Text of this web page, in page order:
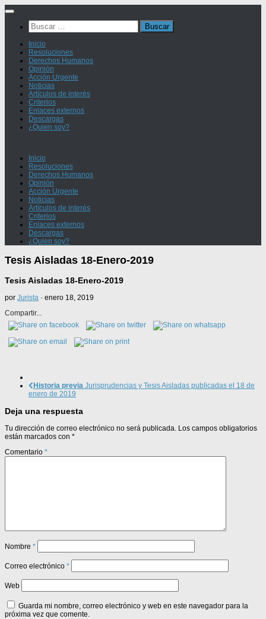
Saltar
contenidoBuscar:
Inicio
Resoluciones
Derechos Humanos
Opinión
Acción Urgente
Noticias
Artículos de interés
Criterios
Enlaces externos
Descargas
¿Quien soy?
Inicio
Resoluciones
Derechos Humanos
Opinión
Acción Urgente
Noticias
Artículos de interés
Criterios
Enlaces externos
Descargas
¿Quien soy?
Tesis Aisladas 18-Enero-2019
Tesis Aisladas 18-Enero-2019
por Jurista · enero 18, 2019
Compartir...
Historia previa Jurisprudencias y Tesis Aisladas publicadas el 18 de
enero de 2019
Deja una respuesta
Tu dirección de correo electrónico no será publicada. Los campos obligatorios
están marcados con *
Comentario *
Nombre *
Correo electrónico *
Web
Guarda mi nombre, correo electrónico y web en este navegador para la
próxima vez que comente.